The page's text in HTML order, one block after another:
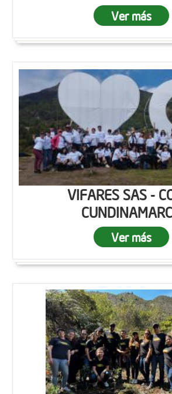
Ver más
VIFARES SAS -
Ver más